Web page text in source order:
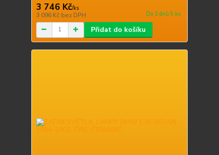
3 746 Kč/ks
3 096 Kč bez DPH Do 3 dnů 5 ks
Přidat do košíku